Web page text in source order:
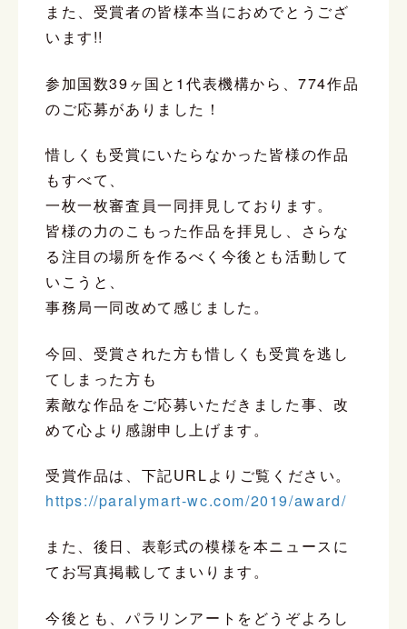
また、受賞者の皆様本当におめでとうござ
います!!
参加国数39ヶ国と1代表機構から、774作品
のご応募がありました！
惜しくも受賞にいたらなかった皆様の作品
もすべて、
一枚一枚審査員一同拝見しております。
皆様の力のこもった作品を拝見し、さらな
る注目の場所を作るべく今後とも活動して
いこうと、
事務局一同改めて感じました。
今回、受賞された方も惜しくも受賞を逃し
てしまった方も
素敵な作品をご応募いただきました事、改
めて心より感謝申し上げます。
受賞作品は、下記URLよりご覧ください。
https://paralymart-wc.com/2019/award/
また、後日、表彰式の模様を本ニュースに
てお写真掲載してまいります。
今後とも、パラリンアートをどうぞよろし